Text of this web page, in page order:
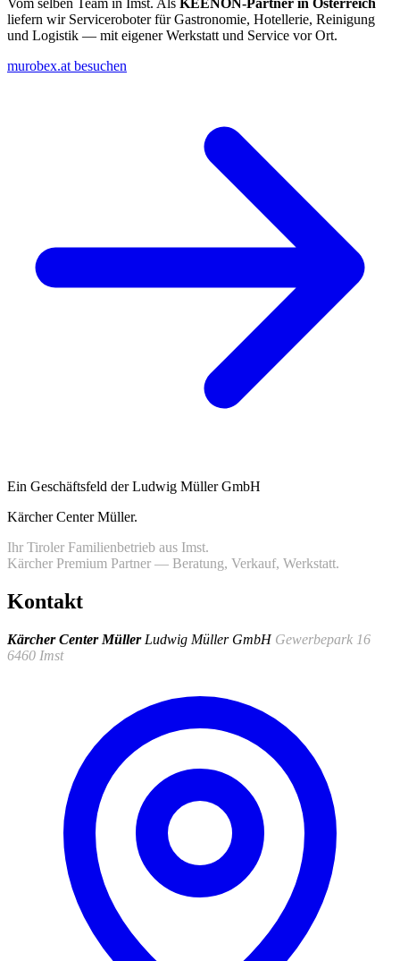
liefern wir Serviceroboter für Gastronomie, Hotellerie, Reinigung
und Logistik — mit eigener Werkstatt und Service vor Ort.
murobex.at besuchen
Ein Geschäftsfeld der Ludwig Müller GmbH
Kärcher Center Müller.
Ihr Tiroler Familienbetrieb aus Imst.
Kärcher Premium Partner — Beratung, Verkauf, Werkstatt.
Kontakt
Kärcher Center Müller Ludwig Müller GmbH Gewerbepark 16
6460 Imst